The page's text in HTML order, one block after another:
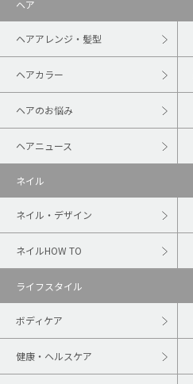
ヘア
ヘアアレンジ・髪型
ヘアカラー
ヘアのお悩み
ヘアニュース
ネイル
ネイル・デザイン
ネイルHOW TO
ライフスタイル
ボディケア
健康・ヘルスケア